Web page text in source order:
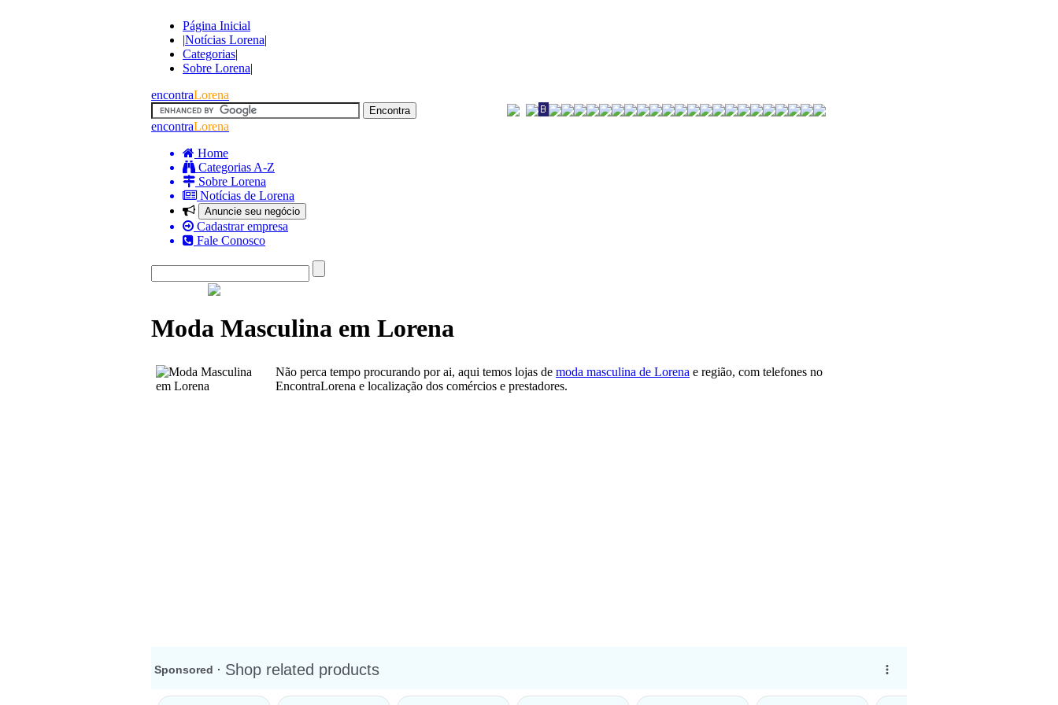
Página Inicial
|Notícias Lorena|
Categorias|
Sobre Lorena|
encontraLorena
encontraLorena
Home
Categorias A-Z
Sobre Lorena
Notícias de Lorena
Anuncie seu negócio
Cadastrar empresa
Fale Conosco
Moda Masculina em Lorena
Não perca tempo procurando por ai, aqui temos lojas de moda masculina de Lorena e região, com telefones no
EncontraLorena e localização dos comércios e prestadores.